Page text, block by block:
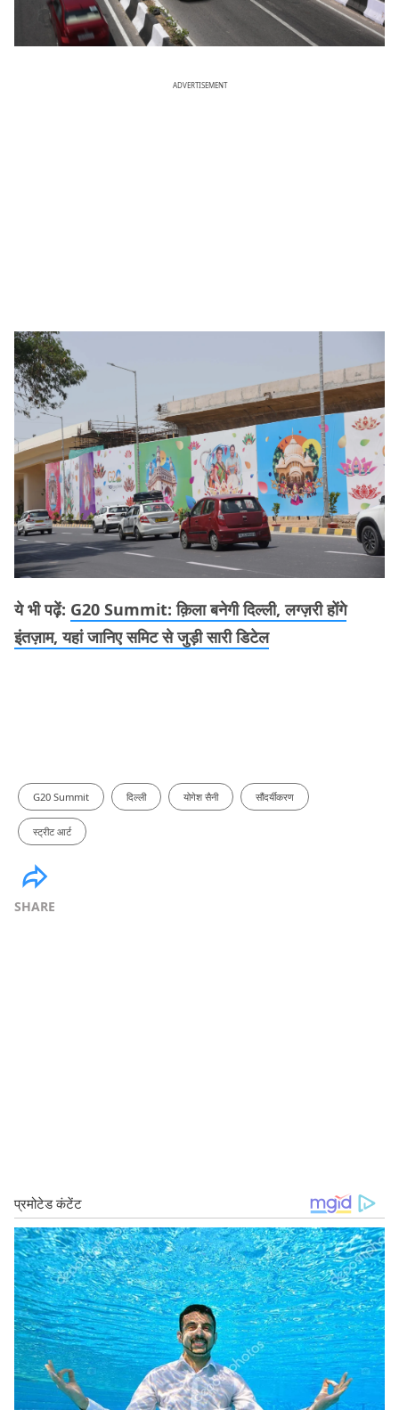
ADVERTISEMENT
ये भी पढ़ें: G20 Summit: क़िला बनेगी दिल्ली, लग्ज़री होंगे
इंतज़ाम, यहां जानिए समिट से जुड़ी सारी डिटेल
G20 Summit दिल्ली योगेश सैनी सौंदर्यीकरण
स्ट्रीट आर्ट
SHARE